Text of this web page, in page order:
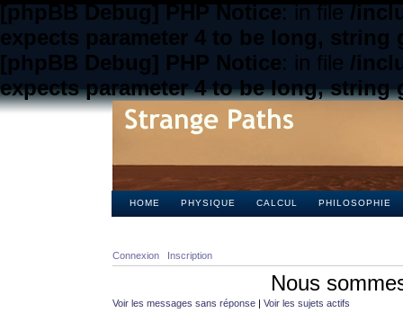
[phpBB Debug] PHP Notice: in file/
expects parameter 4 to be long, string
[phpBB Debug] PHP Notice: in file /
expects parameter 4 to be long, string
HOME PHYSIQUE CALCUL PHILOSOPHIE
Connexion Inscription
Nous
Voir les messages sans réponse | Voir les sujets actifs